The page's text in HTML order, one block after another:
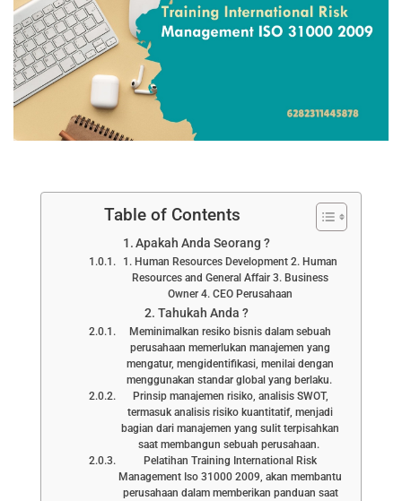
Table of Contents
Apakah Anda Seorang ?
1. Human Resources Development 2. Human
Resources and General Affair 3. Business
Owner 4. CEO Perusahaan
Tahukah Anda ?
Meminimalkan resiko bisnis dalam sebuah
perusahaan memerlukan manajemen yang
mengatur, mengidentifikasi, menilai dengan
menggunakan standar global yang berlaku.
Prinsip manajemen risiko, analisis SWOT,
termasuk analisis risiko kuantitatif, menjadi
bagian dari manajemen yang sulit terpisahkan
saat membangun sebuah perusahaan.
Pelatihan Training International Risk
Management Iso 31000 2009, akan membantu
perusahaan dalam memberikan panduan saat